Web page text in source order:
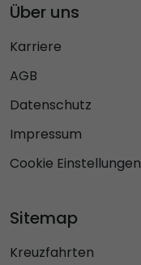
Über uns
Karriere
AGB
Datenschutz
Impressum
Cookie Einstellungen
Sitemap
Kreuzfahrten